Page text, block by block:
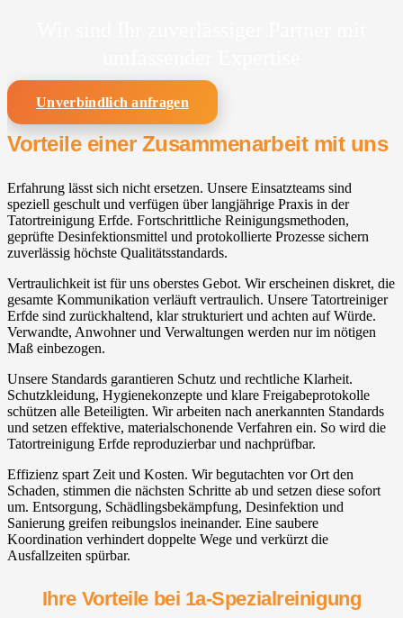
Unverbindlich anfragen
Vorteile einer Zusammenarbeit mit uns
Erfahrung lässt sich nicht ersetzen. Unsere Einsatzteams sind
speziell geschult und verfügen über langjährige Praxis in der
Tatortreinigung Erfde. Fortschrittliche Reinigungsmethoden,
geprüfte Desinfektionsmittel und protokollierte Prozesse sichern
zuverlässig höchste Qualitätsstandards.
Vertraulichkeit ist für uns oberstes Gebot. Wir erscheinen diskret, die
gesamte Kommunikation verläuft vertraulich. Unsere Tatortreiniger
Erfde sind zurückhaltend, klar strukturiert und achten auf Würde.
Verwandte, Anwohner und Verwaltungen werden nur im nötigen
Maß einbezogen.
Unsere Standards garantieren Schutz und rechtliche Klarheit.
Schutzkleidung, Hygienekonzepte und klare Freigabeprotokolle
schützen alle Beteiligten. Wir arbeiten nach anerkannten Standards
und setzen effektive, materialschonende Verfahren ein. So wird die
Tatortreinigung Erfde reproduzierbar und nachprüfbar.
Effizienz spart Zeit und Kosten. Wir begutachten vor Ort den
Schaden, stimmen die nächsten Schritte ab und setzen diese sofort
um. Entsorgung, Schädlingsbekämpfung, Desinfektion und
Sanierung greifen reibungslos ineinander. Eine saubere
Koordination verhindert doppelte Wege und verkürzt die
Ausfallzeiten spürbar.
Ihre Vorteile bei 1a-Spezialreinigung